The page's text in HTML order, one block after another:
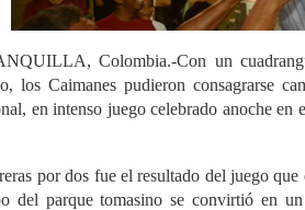
Colombia.-Con un
los Caimanes pudieron consagrarse
en intenso juego celebrado anoche
por dos fue el resultado del juego
del parque tomasino se convirtió en